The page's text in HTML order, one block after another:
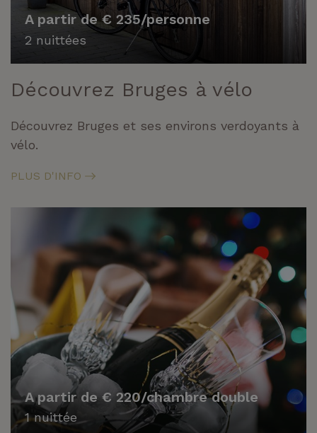
A partir de € 235/personne
2 nuittées
Découvrez Bruges à vélo
Découvrez Bruges et ses environs verdoyants à
vélo.
PLUS D'INFO
A partir de € 220/chambre double
1 nuittée